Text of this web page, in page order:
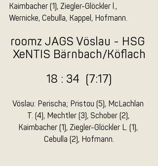
Kaimbacher (1), Ziegler-Glöckler l.,
Wernicke, Cebulla, Kappel, Hofmann.
roomz JAGS Vöslau - HSG
XeNTIS Bärnbach/Köflach
18 : 34  (7:17)
Vöslau: Perischa; Pristou (5), McLachlan
T. (4), Mechtler (3), Schober (2),
Kaimbacher (1), Ziegler-Glöckler L. (1),
Cebulla (2), Hofmann.